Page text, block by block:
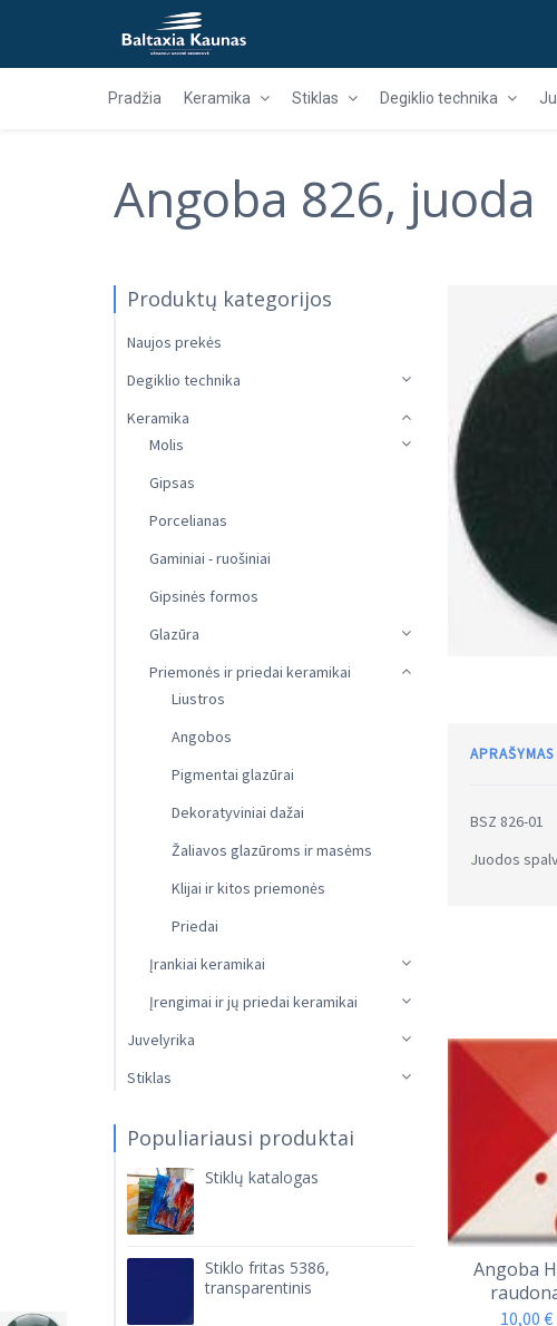
Pradžia Keramika Stiklas Degiklio technika
Angoba 826, juoda
APRAŠYMAS
BSZ 826-01
Juodos
Angoba
10,00 €
Produktų kategorijos
Naujos prekės
Degiklio technika
Keramika
Molis
Gipsas
Porcelianas
Gaminiai - ruošiniai
Gipsinės formos
Glazūra
Priemonės ir priedai keramikai
Liustros
Angobos
Pigmentai glazūrai
Dekoratyviniai dažai
Žaliavos glazūroms ir masėms
Klijai ir kitos priemonės
Priedai
Įrankiai keramikai
Įrengimai ir jų priedai keramikai
Juvelyrika
Stiklas
Populiariausi produktai
Stiklų katalogas
Stiklo fritas 5386,
transparentinis